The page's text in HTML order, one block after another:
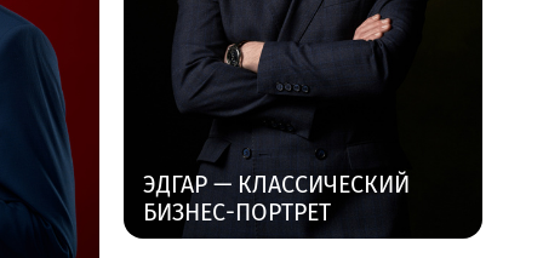
ЭДГАР — КЛАССИЧЕСКИЙ
БИЗНЕС-ПОРТРЕТ